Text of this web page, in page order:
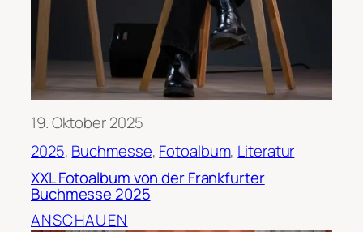
19. Oktober 2025
2025, Buchmesse, Fotoalbum, Literatur
XXL Fotoalbum von der Frankfurter
Buchmesse 2025
ANSCHAUEN